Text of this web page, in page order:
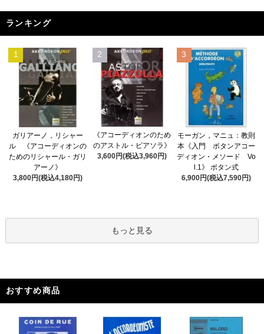
ランキング
1
ガリアーノ，リシャー
ル 《アコーディオンの
ためのリシャール・ガリ
アーノ》
3,800円(税込4,180円)
2
《アコーディオンのため
のアストル・ピアソラ》
3,600円(税込3,960円)
3
モーガン，マニュ：教則
本《入門 ボタンアコー
ディオン・メソード Vo
l.1》 ボタン式
6,900円(税込7,590円)
もっと見る
おすすめ商品